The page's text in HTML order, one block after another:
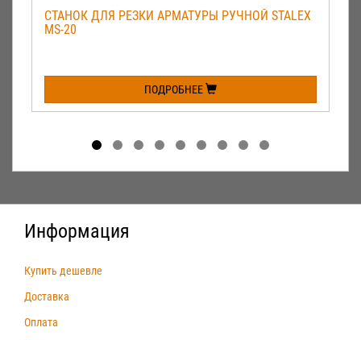
СТАНОК ДЛЯ РЕЗКИ АРМАТУРЫ РУЧНОЙ STALEX
MS-20
ПОДРОБНЕЕ
Информация
Купить дешевле
Доставка
Оплата